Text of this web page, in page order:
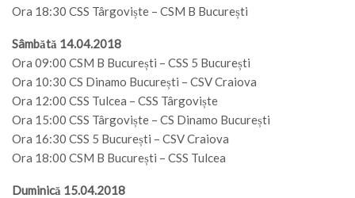
Ora 18:30 CSS Târgoviște – CSM B București
Sâmbătă 14.04.2018
Ora 09:00 CSM B București – CSS 5 București
Ora 10:30 CS Dinamo București – CSV Craiova
Ora 12:00 CSS Tulcea – CSS Târgoviște
Ora 15:00 CSS Târgoviște – CS Dinamo București
Ora 16:30 CSS 5 București – CSV Craiova
Ora 18:00 CSM B București – CSS Tulcea
Duminică 15.04.2018